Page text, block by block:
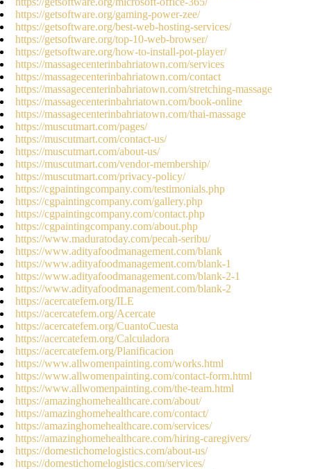
https://getsoftware.org/gaming-power-zee/
https://getsoftware.org/best-web-hosting-services/
https://getsoftware.org/top-10-web-browser/
https://getsoftware.org/how-to-install-pot-player/
https://massagecenterinbahriatown.com/services
https://massagecenterinbahriatown.com/contact
https://massagecenterinbahriatown.com/stretching-massage
https://massagecenterinbahriatown.com/book-online
https://massagecenterinbahriatown.com/thai-massage
https://muscutmart.com/pages/
https://muscutmart.com/contact-us/
https://muscutmart.com/about-us/
https://muscutmart.com/vendor-membership/
https://muscutmart.com/privacy-policy/
https://cgpaintingcompany.com/testimonials.php
https://cgpaintingcompany.com/gallery.php
https://cgpaintingcompany.com/contact.php
https://cgpaintingcompany.com/about.php
https://www.maduratoday.com/pecah-seribu/
https://www.adityafoodmanagement.com/blank
https://www.adityafoodmanagement.com/blank-1
https://www.adityafoodmanagement.com/blank-2-1
https://www.adityafoodmanagement.com/blank-2
https://acercatefem.org/ILE
https://acercatefem.org/Acercate
https://acercatefem.org/CuantoCuesta
https://acercatefem.org/Calculadora
https://acercatefem.org/Planificacion
https://www.allwomenpainting.com/works.html
https://www.allwomenpainting.com/contact-form.html
https://www.allwomenpainting.com/the-team.html
https://amazinghomehealthcare.com/about/
https://amazinghomehealthcare.com/contact/
https://amazinghomehealthcare.com/services/
https://amazinghomehealthcare.com/hiring-caregivers/
https://domestichomelogistics.com/about-us/
https://domestichomelogistics.com/services/